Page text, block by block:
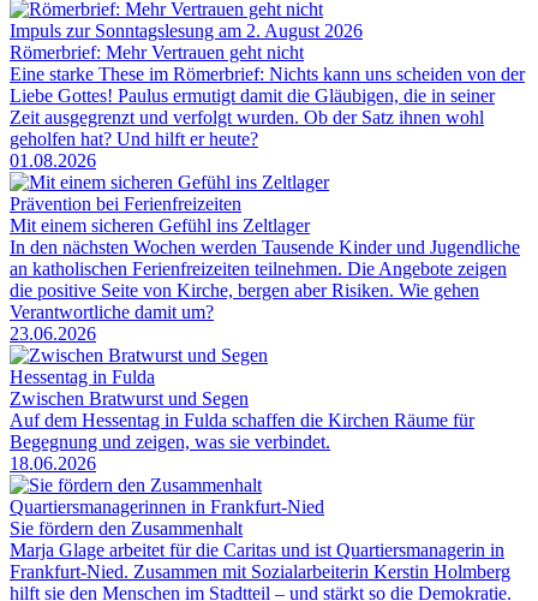
Impuls zur Sonntagslesung am 2. August 2026
Römerbrief: Mehr Vertrauen geht nicht
Eine starke These im Römerbrief: Nichts kann uns scheiden von der
Liebe Gottes! Paulus ermutigt damit die Gläubigen, die in seiner
Zeit ausgegrenzt und verfolgt wurden. Ob der Satz ihnen wohl
geholfen hat? Und hilft er heute?
01.08.2026
Prävention bei Ferienfreizeiten
Mit einem sicheren Gefühl ins Zeltlager
In den nächsten Wochen werden Tausende Kinder und Jugendliche
an katholischen Ferienfreizeiten teilnehmen. Die Angebote zeigen
die positive Seite von Kirche, bergen aber Risiken. Wie gehen
Verantwortliche damit um?
23.06.2026
Hessentag in Fulda
Zwischen Bratwurst und Segen
Auf dem Hessentag in Fulda schaffen die Kirchen Räume für
Begegnung und zeigen, was sie verbindet.
18.06.2026
Quartiersmanagerinnen in Frankfurt-Nied
Sie fördern den Zusammenhalt
Marja Glage arbeitet für die Caritas und ist Quartiersmanagerin in
Frankfurt-Nied. Zusammen mit Sozialarbeiterin Kerstin Holmberg
hilft sie den Menschen im Stadtteil – und stärkt so die Demokratie.